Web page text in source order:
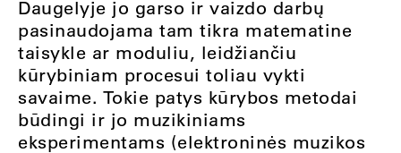
Daugelyje jo garso ir vaizdo darbų
pasinaudojama tam tikra matematine
taisykle ar moduliu, leidžiančiu
kūrybiniam procesui toliau vykti
savaime. Tokie patys kūrybos metodai
būdingi ir jo muzikiniams
eksperimentams (elektroninės muzikos